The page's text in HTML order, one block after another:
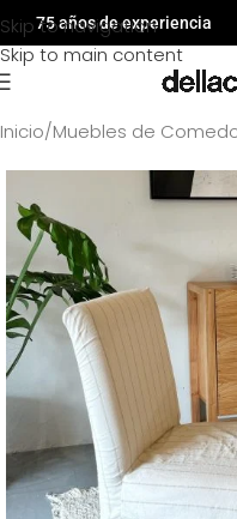
Skip to navigation
Skip to main content
75 años de experiencia
Inicio/Muebles de